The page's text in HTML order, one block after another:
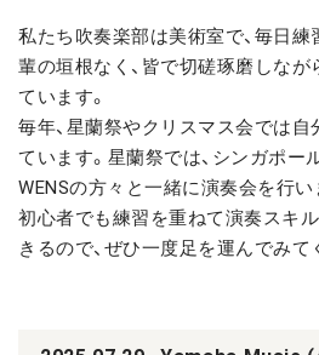
私たち吹奏楽部は美術室で、毎日
輩の垣根なく、皆で切磋琢磨しな
ています。
毎年、星蘭祭やクリスマス会では
ています。星蘭祭では、シンガポー
WENSの方々と一緒に演奏会を行い
初心者でも練習を重ねて演奏スキ
きるので、ぜひ一度足を運んでみて